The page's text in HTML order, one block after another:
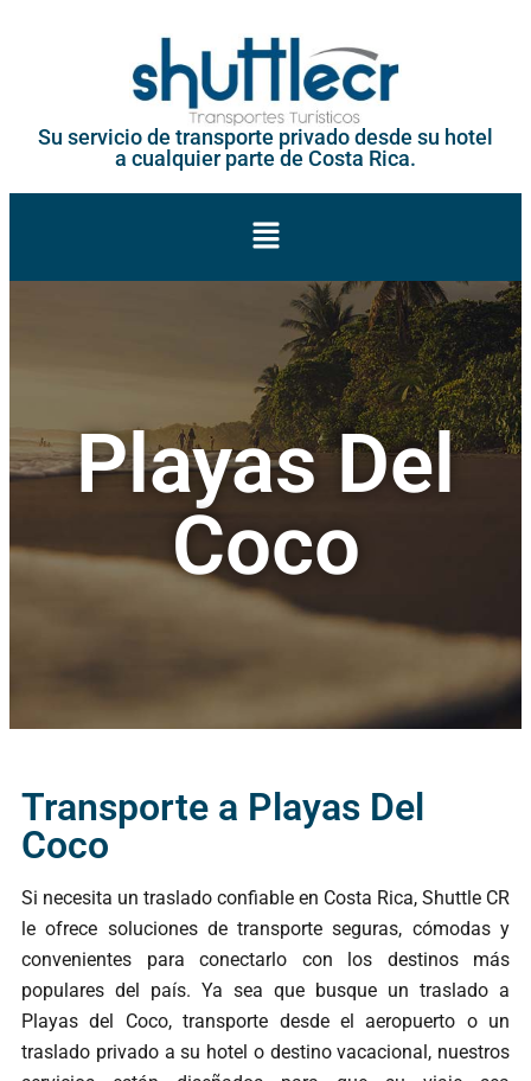
Su servicio de transporte privado desde su hotel
a cualquier parte de Costa Rica.
Playas Del
Coco
Transporte a Playas Del
Coco
Si necesita un traslado confiable en Costa Rica, Shuttle CR
le ofrece soluciones de transporte seguras, cómodas y
convenientes para conectarlo con los destinos más
populares del país. Ya sea que busque un traslado a
Playas del Coco, transporte desde el aeropuerto o un
traslado privado a su hotel o destino vacacional, nuestros